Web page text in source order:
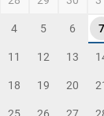
4 5 6 7
11 12 13
18 19 20